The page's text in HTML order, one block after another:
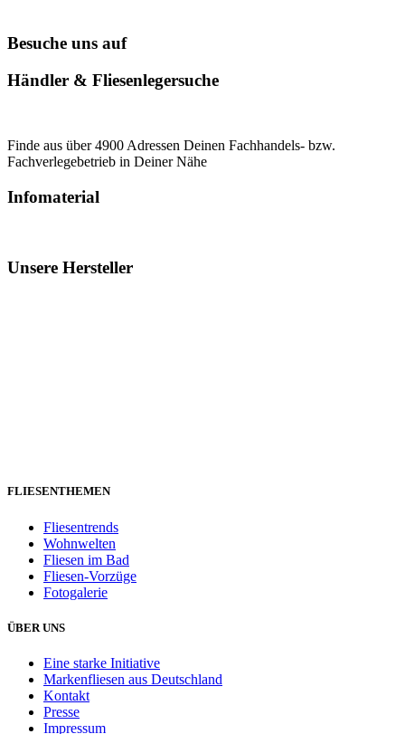
Besuche uns auf
Händler & Fliesenlegersuche
Finde aus über 4900 Adressen Deinen Fachhandels- bzw.
Fachverlegebetrieb in Deiner Nähe
Infomaterial
Unsere Hersteller
FLIESENTHEMEN
Fliesentrends
Wohnwelten
Fliesen im Bad
Fliesen-Vorzüge
Fotogalerie
ÜBER UNS
Eine starke Initiative
Markenfliesen aus Deutschland
Kontakt
Presse
Impressum